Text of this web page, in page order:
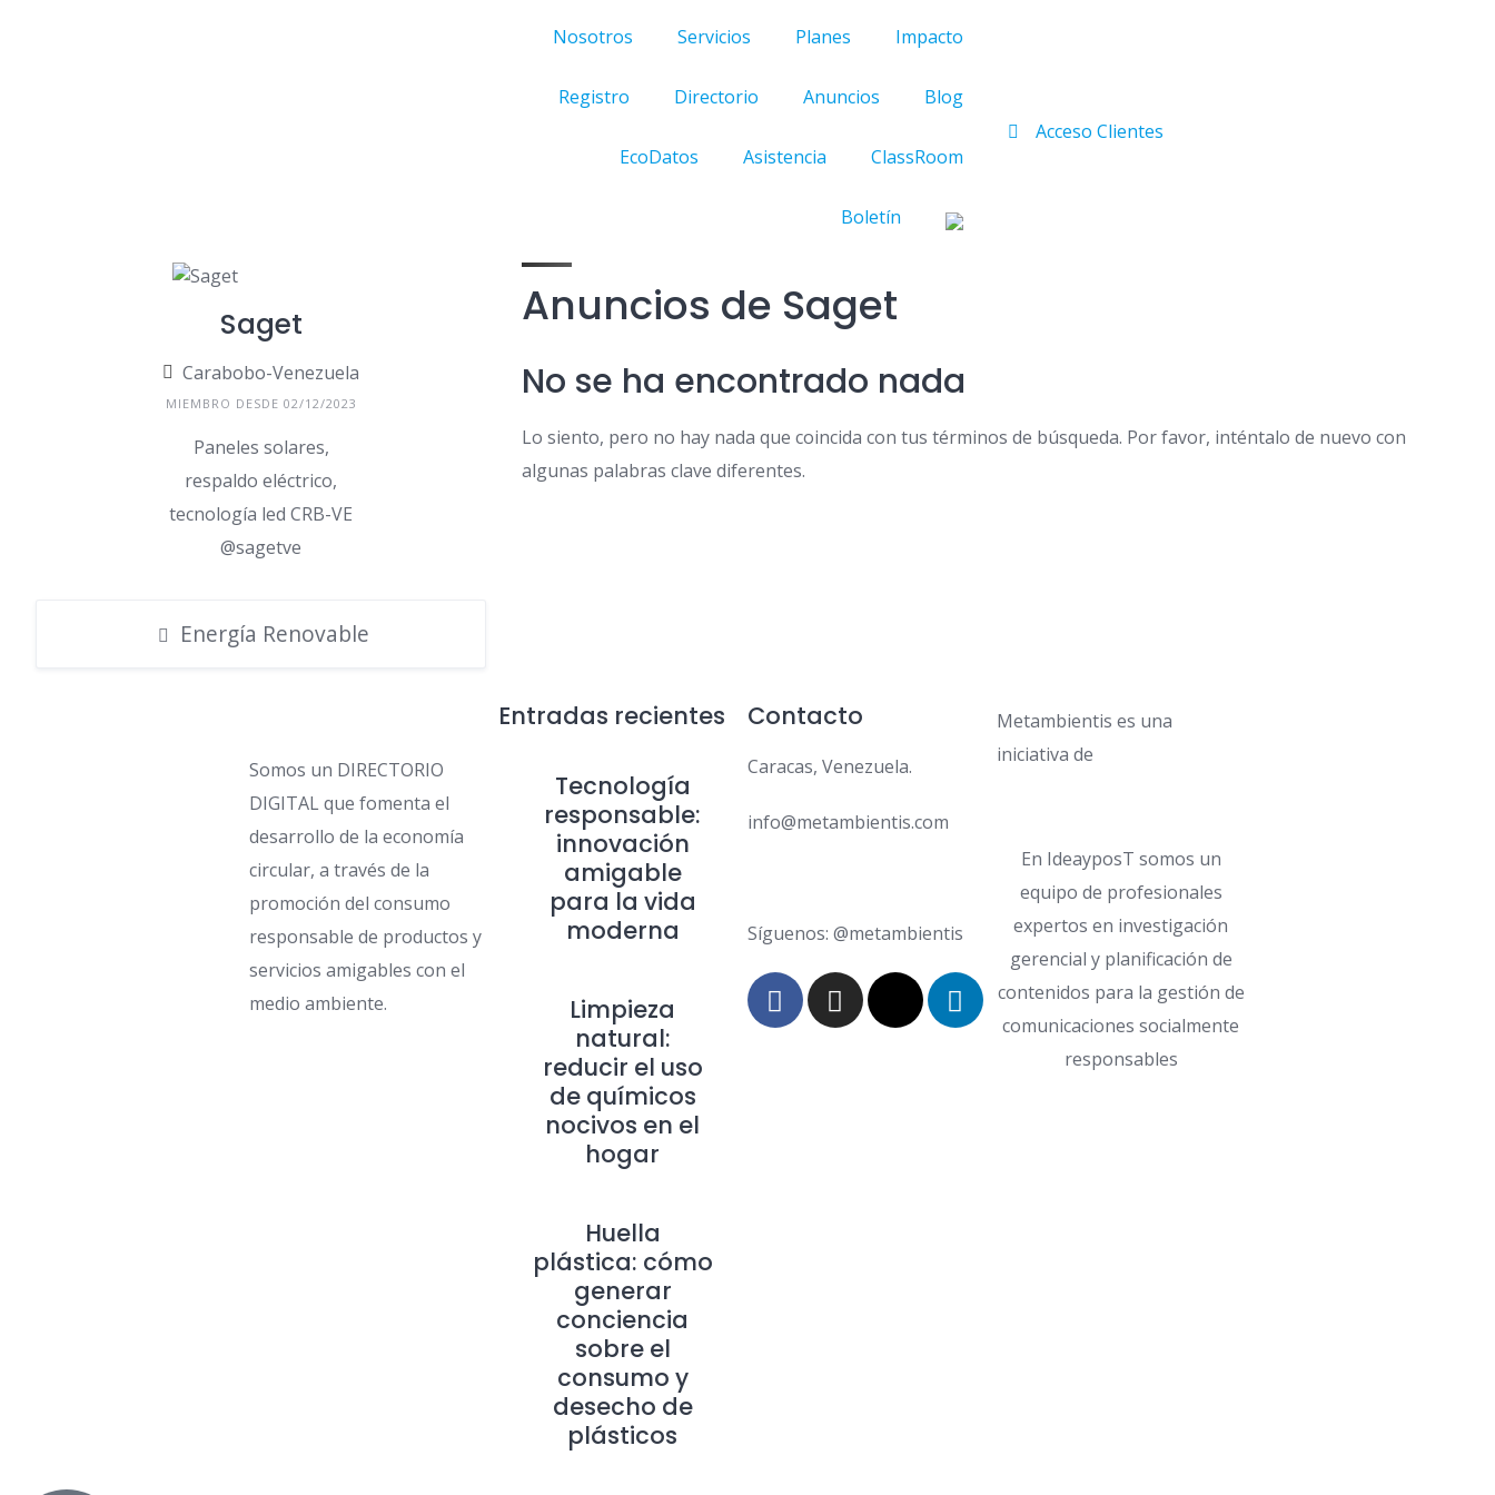
Nosotros Servicios Planes Impacto
Registro Directorio Anuncios Blog
EcoDatos Asistencia ClassRoom
Boletín
Acceso Clientes
Saget
Carabobo-Venezuela
MIEMBRO DESDE 02/12/2023
Paneles solares,
respaldo eléctrico,
tecnología led CRB-VE
@sagetve
Energía Renovable
Anuncios de Saget
No se ha encontrado nada
Lo siento, pero no hay nada que coincida con tus términos de búsqueda. Por favor, inténtalo de nuevo con
algunas palabras clave diferentes.
Somos un DIRECTORIO
DIGITAL que fomenta el
desarrollo de la economía
circular, a través de la
promoción del consumo
responsable de productos y
servicios amigables con el
medio ambiente.
Entradas recientes
Tecnología
responsable:
innovación
amigable
para la vida
moderna
Limpieza
natural:
reducir el uso
de químicos
nocivos en el
hogar
Huella
plástica: cómo
generar
conciencia
sobre el
consumo y
desecho de
plásticos
Contacto
Caracas, Venezuela.
info@metambientis.com
Síguenos: @metambientis
Metambientis es una
iniciativa de
En IdeayposT somos un
equipo de profesionales
expertos en investigación
gerencial y planificación de
contenidos para la gestión de
comunicaciones socialmente
responsables